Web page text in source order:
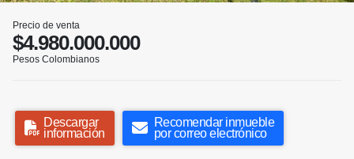
Precio de venta
$4.980.000.000
Pesos Colombianos
Descargar
información
Recomendar inmueble
por correo electrónico